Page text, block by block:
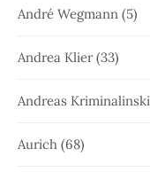
André Wegmann (5)
Andrea Klier(33)
Andreas Kriminalinski
Aurich (68)